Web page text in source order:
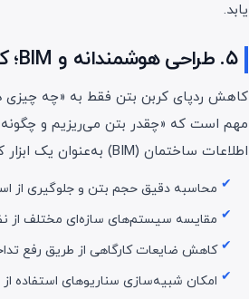
یابد.
۵. طراحی هوشمندانه و BIM؛ کم‌تر مصرف کن، دقیق‌تر بساز
کاهش ردپای کربن بتن فقط به «چه چیزی
مهم است که «چقدر بتن می‌ریزیم و چگونه
اطلاعات ساختمان (BIM) به‌عنوان یک ابزار کلیدی وارد می‌شود.
محاسبه دقیق حجم بتن و جلوگیری از
مقایسه سیستم‌های سازه‌ای مختلف از
کاهش ضایعات کارگاهی از طریق رفع
امکان شبیه‌سازی سناریوهای استفاده از